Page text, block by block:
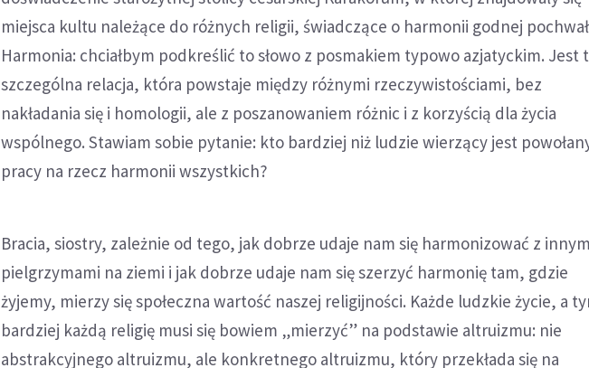
miejsca kultu należące do różnych religii, świadczące o harmonii godnej
Harmonia: chciałbym podkreślić to słowo z posmakiem typowo azjatyckim. Jest
szczególna relacja, która powstaje między różnymi rzeczywistościami, bez
nakładania się i homologii, ale z poszanowaniem różnic i z korzyścią dla życia
wspólnego. Stawiam sobie pytanie: kto bardziej niż ludzie wierzący jest
pracy na rzecz harmonii wszystkich?
Bracia, siostry, zależnie od tego, jak dobrze udaje nam się harmonizować z
pielgrzymami na ziemi i jak dobrze udaje nam się szerzyć harmonię tam, gdzie
żyjemy, mierzy się społeczna wartość naszej religijności. Każde ludzkie życie, a
bardziej każdą religię musi się bowiem „mierzyć” na podstawie altruizmu: nie
abstrakcyjnego altruizmu, ale konkretnego altruizmu, który przekłada się na